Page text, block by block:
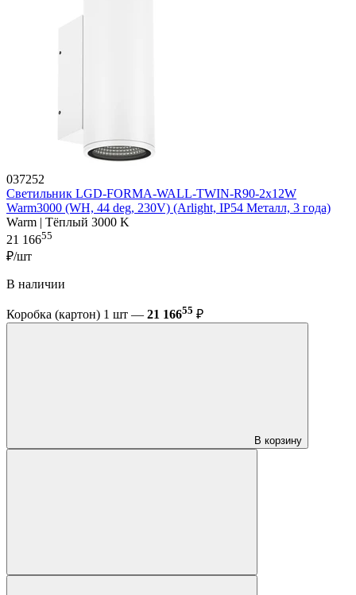
037252
Светильник LGD-FORMA-WALL-TWIN-R90-2x12W
Warm3000 (WH, 44 deg, 230V) (Arlight, IP54 Металл, 3 года)
Warm | Тёплый 3000 K
21 16655
₽/шт
В наличии
Коробка (картон) 1 шт — 21 16655 ₽
В корзину